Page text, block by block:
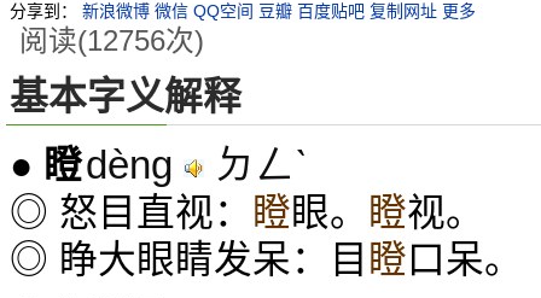
分享到： 新浪微博 微信 QQ空间 豆瓣 百度贴吧 复制网址 更多
阅读(12756次)
基本字义解释
● 瞪dèng ㄉㄥˋ
◎ 怒目直视： 瞪眼。 瞪视。
◎ 睁大眼睛发呆：目 瞪口呆。